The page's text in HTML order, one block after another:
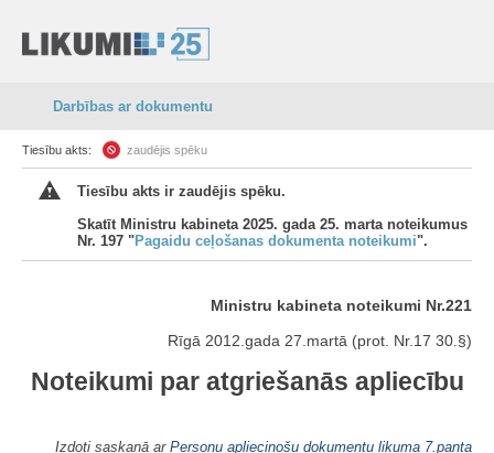
Darbības ar dokumentu
Tiesību akts: zaudējis spēku
Tiesību akts ir zaudējis spēku.
Skatīt Ministru kabineta 2025. gada 25. marta noteikumus
Nr. 197 "Pagaidu ceļošanas dokumenta noteikumi".
Ministru kabineta noteikumi Nr.221
Rīgā 2012.gada 27.martā (prot. Nr.17 30.§)
Noteikumi par atgriešanās apliecību
Izdoti saskaņā ar Personu apliecinošu dokumentu likuma 7.panta